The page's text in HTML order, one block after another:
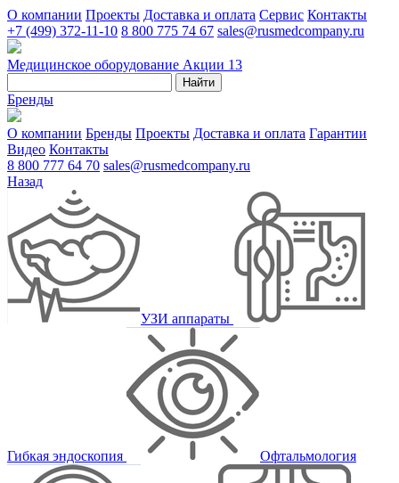
О компании Проекты Доставка и оплата Сервис Контакты
+7 (499) 372-11-10 8 800 775 74 67 sales@rusmedcompany.ru
Медицинское оборудование Акции 13
Найти
Бренды
О компании Бренды Проекты Доставка и оплата Гарантии
Видео Контакты
8 800 777 64 70 sales@rusmedcompany.ru
Назад
УЗИ аппараты
Гибкая эндоскопия Офтальмология